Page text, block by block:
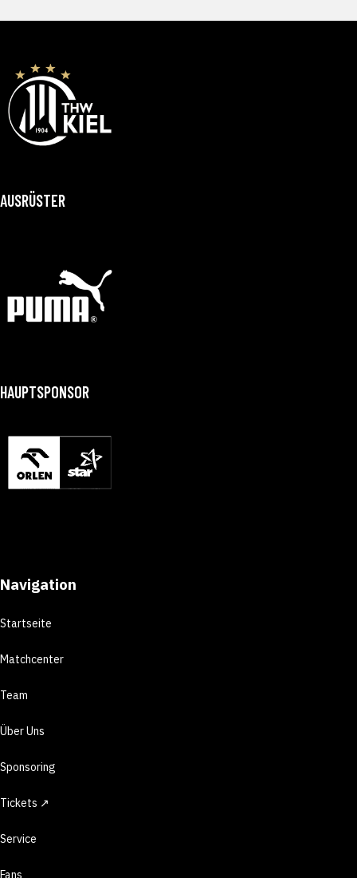
AUSRÜSTER
HAUPTSPONSOR
Navigation
Startseite
Matchcenter
Team
Über Uns
Sponsoring
Tickets ↗
Service
Fans